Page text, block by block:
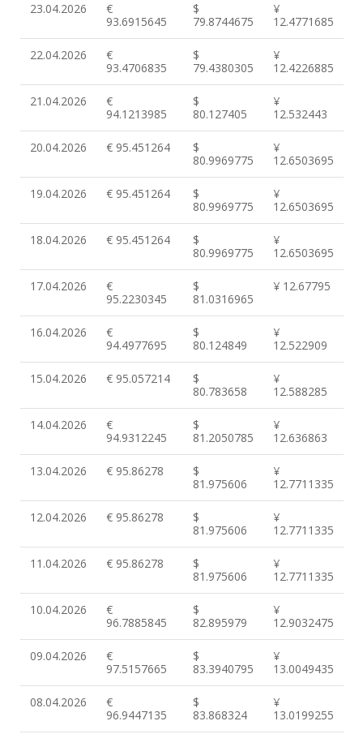
23.04.2026
€
93.6915645
$
79.8744675
¥
12.4771685
22.04.2026
€
93.4706835
$
79.4380305
¥
12.4226885
21.04.2026
€
94.1213985
$
80.127405
¥
12.532443
20.04.2026 € 95.451264
$
80.9969775
¥
12.6503695
19.04.2026 € 95.451264
$
80.9969775
¥
12.6503695
18.04.2026 € 95.451264
$
80.9969775
¥
12.6503695
17.04.2026
€
95.2230345
$
81.0316965
¥ 12.67795
16.04.2026
€
94.4977695
$
80.124849
¥
12.522909
15.04.2026 € 95.057214
$
80.783658
¥
12.588285
14.04.2026
€
94.9312245
$
81.2050785
¥
12.636863
13.04.2026 € 95.86278
$
81.975606
¥
12.7711335
12.04.2026 € 95.86278
$
81.975606
¥
12.7711335
11.04.2026 € 95.86278
$
81.975606
¥
12.7711335
10.04.2026
€
96.7885845
$
82.895979
¥
12.9032475
09.04.2026
€
97.5157665
$
83.3940795
¥
13.0049435
08.04.2026
€
96.9447135
$
83.868324
¥
13.0199255